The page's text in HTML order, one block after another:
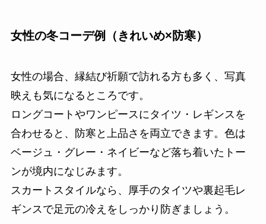
女性の冬コーデ例（きれいめ×防寒）
女性の場合、縁結び祈願で訪れる方も多く、写真
映えも気になるところです。
ロングコートやワンピースにタイツ・レギンスを
合わせると、防寒と上品さを両立できます。色は
ベージュ・グレー・ネイビーなど落ち着いたトー
ンが境内になじみます。
スカートスタイルなら、厚手のタイツや裏起毛レ
ギンスで足元の冷えをしっかり防ぎましょう。